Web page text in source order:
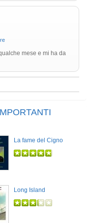
mese e mi ha da
La fame del Cigno
Long Island